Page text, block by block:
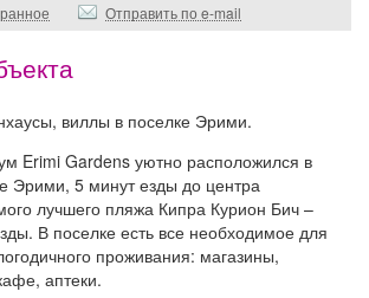
Отправить по e-mail
виллы в поселке Эрими.
Erimi Gardens уютно расположился в
Эрими, 5 минут езды до центра
лучшего пляжа Кипра Курион Бич –
В поселке есть все необходимое для
проживания: магазины,
аптеки.